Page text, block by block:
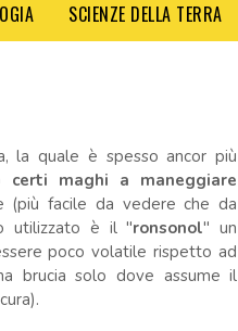
SCIENZE DELLA TERRA
la quale è spesso ancor più
maghi a maneggiare
(più facile da vedere che da
utilizzato è il "ronsonol" un
poco volatile rispetto ad
brucia solo dove assume il